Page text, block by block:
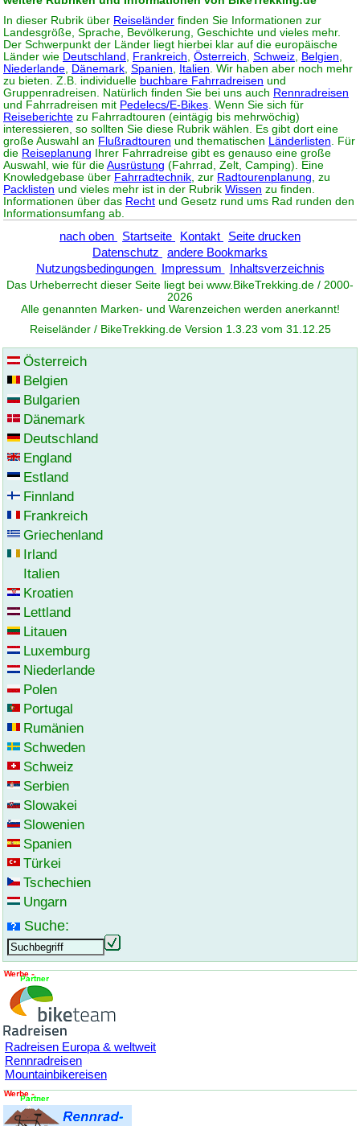
In dieser Rubrik über Reiseländer finden Sie Informationen zur
Landesgröße, Sprache, Bevölkerung, Geschichte und vieles mehr.
Der Schwerpunkt der Länder liegt hierbei klar auf die europäische
Länder wie Deutschland , Frankreich, Österreich, Schweiz, Belgien,
Niederlande, Dänemark, Spanien, Italien. Wir haben aber noch mehr
zu bieten. Z.B. individuelle buchbare Fahrradreisen und
Gruppenradreisen. Natürlich finden Sie bei uns auch Rennradreisen
und Fahrradreisen mit Pedelecs/E-Bikes. Wenn Sie sich für
Reiseberichte zu Fahrradtouren (eintägig bis mehrwöchig)
interessieren, so sollten Sie diese Rubrik wählen. Es gibt dort eine
große Auswahl an Flußradtouren und thematischen Länderlisten. Für
die Reiseplanung Ihrer Fahrradreise gibt es genauso eine große
Auswahl, wie für die Ausrüstung (Fahrrad, Zelt, Camping). Eine
Knowledgebase über Fahrradtechnik, zur Radtourenplanung, zu
Packlisten und vieles mehr ist in der Rubrik Wissen zu finden.
Informationen über das Recht und Gesetz rund ums Rad runden den
Informationsumfang ab.
nach oben Startseite Kontakt
Seite drucken
Datenschutz
andere Bookmarks
Nutzungsbedingungen
Impressum Inhaltsverzeichnis
Das Urheberrecht dieser Seite liegt bei www. BikeTrekking.de / 2000-
2026
Alle genannten Marken- und Warenzeichen werden anerkannt!
Reiseländer / BikeTrekking.de Version 1.3.23 vom 31.12.25
Österreich
Belgien
Bulgarien
Dänemark
Deutschland
England
Estland
Finnland
Frankreich
Griechenland
Irland
Italien
Kroatien
Lettland
Litauen
Luxemburg
Niederlande
Polen
Portugal
Rumänien
Schweden
Schweiz
Serbien
Slowakei
Slowenien
Spanien
Türkei
Tschechien
Ungarn
Suche:
Radreisen Europa & weltweit
Rennradreisen
Mountainbikereisen